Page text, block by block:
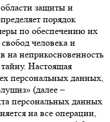
защиты и
порядок
по обеспечению их
человека и
на неприкосновенность
Настоящая
персональных данных,
(далее –
персональных данных
на все операции,